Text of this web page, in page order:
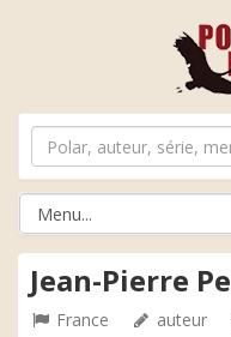
Jean-Pierre
France auteur